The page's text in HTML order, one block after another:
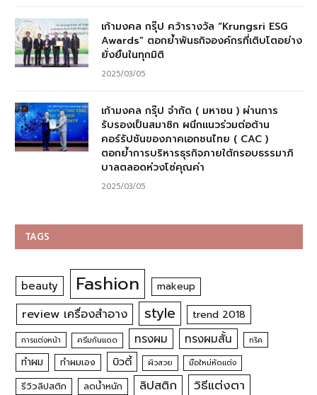
เก้ามงคล กรุ๊ป คว้ารางวัล “Krungsri ESG
Awards” ตอกย้ำพันธกิจองค์กรที่เติบโตอย่าง
ยั่งยืนในทุกมิติ
2025/03/05
เก้ามงคล กรุ๊ป จำกัด ( มหาชน ) ผ่านการ
รับรองเป็นสมาชิก ผนึกแนวร่วมต่อต้าน
คอร์รัปชันของภาคเอกชนไทย ( CAC )
ตอกย้ำการบริหารธุรกิจภายใต้กรอบธรรมาภิ
บาลตลอดห่วงโซ่คุณค่า
2025/03/05
TAGS
beauty Fashion makeup
review เครื่องสำอาง style trend 2018
การแต่งหน้า ครีมกันแดด ทรงผม ทรงผมสั้น ทริค
ทำผม ทำผมเอง บิวตี้ ผิวสวย มือใหม่หัดแต่ง
รีวิวลิปสติก ลดน้ำหนัก ลิปสติก
วิธีแต่งตา